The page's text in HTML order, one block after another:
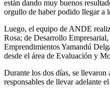
están dando muy buenos
orgullo de haber podido llegar a
Luego, el equipo de ANDE
Rosa; de Desarrollo
Emprendimientos Yamandú
desde el área de Evaluación y
Durante los dos días, se llevaron
responsables de llevar adelante